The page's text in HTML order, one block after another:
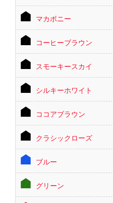
マカボニー
コーヒーブラウン
スモーキースカイ
シルキーホワイト
ココアブラウン
クラシックローズ
ブルー
グリーン